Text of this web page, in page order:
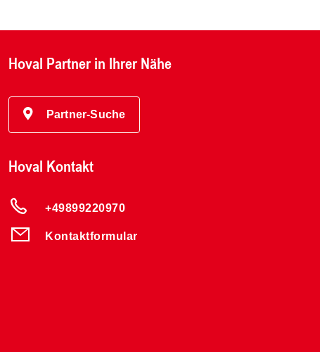
Hoval Partner in Ihrer Nähe
Partner-Suche
Hoval Kontakt
+49899220970
Kontaktformular